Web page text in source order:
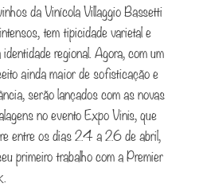
da Vinícola Villaggio Bassetti
tem tipicidade varietal e
identidade regional. Agora, com um
ainda maior de sofisticação e
serão lançados com as novas
no evento Expo Vinis, que
entre os dias 24 a 26 de abril,
primeiro trabalho com a Premier